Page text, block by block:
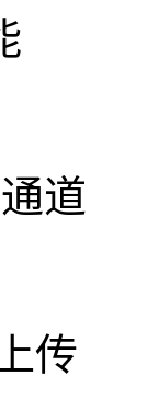
道
传